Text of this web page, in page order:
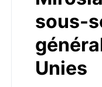
sous-
Unies